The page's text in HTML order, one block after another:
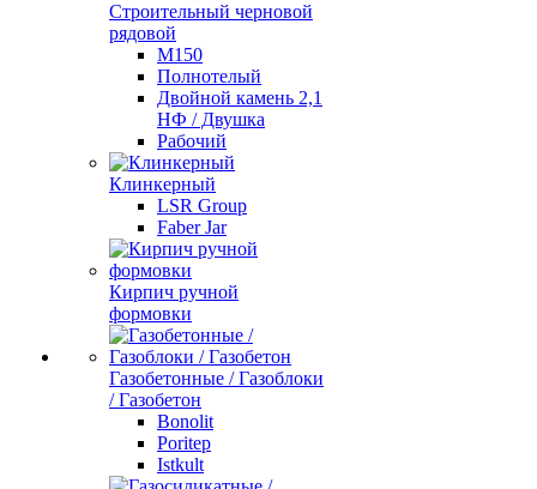
Строительный черновой
рядовой
М150
Полнотелый
Двойной камень 2,1
НФ / Двушка
Рабочий
Клинкерный
LSR Group
Faber Jar
Кирпич ручной
формовки
Газобетонные / Газоблоки
/ Газобетон
Bonolit
Poritep
Istkult